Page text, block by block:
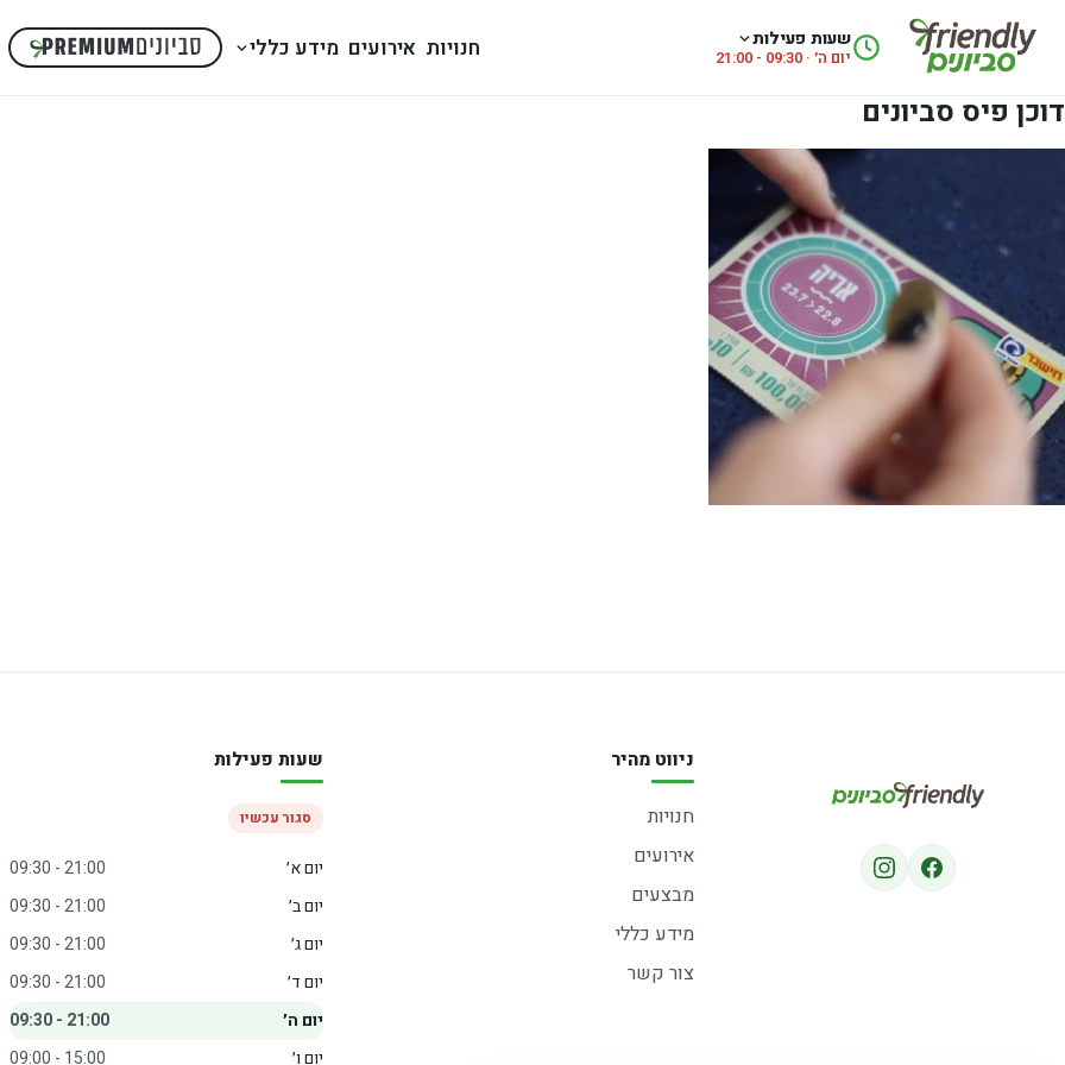
שעות פעילות
יום ה׳ · 09:30 - 21:00 חנויות אירועים מידע כללי
דוכן פיס סביונים
ניווט מהיר
חנויות
אירועים
מבצעים
מידע כללי
צור קשר
שעות פעילות
סגור עכשיו
יום א׳
09:30 - 21:00
יום ב׳
09:30 - 21:00
יום ג׳
09:30 - 21:00
יום ד׳
09:30 - 21:00
יום ה׳
09:30 - 21:00
יום ו׳
09:00 - 15:00